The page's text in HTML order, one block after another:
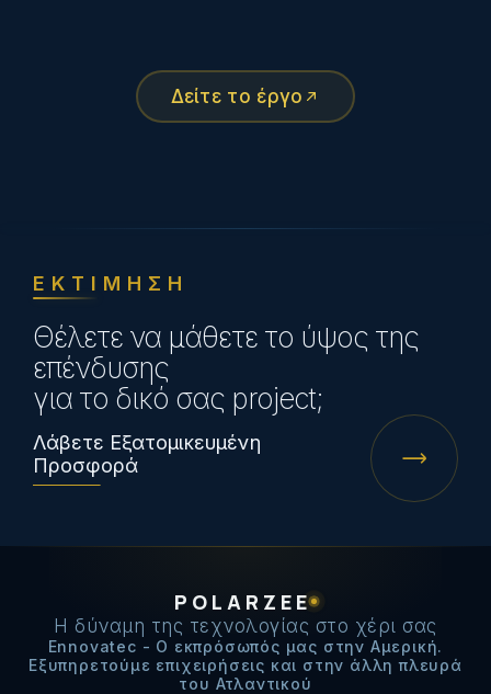
Δείτε το έργο
ΕΚΤΙΜΗΣΗ
Θέλετε να μάθετε το ύψος της
επένδυσης
για το δικό σας project;
Λάβετε Εξατομικευμένη
Προσφορά
POLARZEE
Η δύναμη της τεχνολογίας στο χέρι σας
Ennovatec - Ο εκπρόσωπός μας στην Αμερική.
Εξυπηρετούμε επιχειρήσεις και στην άλλη πλευρά
του Ατλαντικού